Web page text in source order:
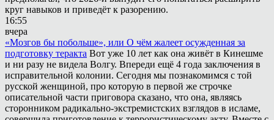
круг навыков и приведёт к разорению.
16:55
вчера
«Мозгов бы побольше», или О чём жалеет осужденная за
подготовку теракта Вот уже 10 лет как она живёт в Кинешме
и ни разу не видела Волгу. Впереди ещё 4 года заключения в
исправительной колонии. Сегодня мы познакомимся с той
русской женщиной, про которую в первой же строчке
описательной части приговора сказано, что она, являясь
сторонником радикально-экстремистских взглядов в исламе,